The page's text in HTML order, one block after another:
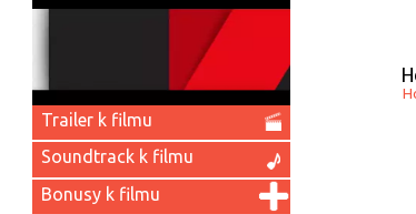
Trailer k filmu
Soundtrack k filmu
Bonusy k filmu